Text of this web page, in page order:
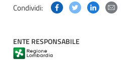
Condividi: Condividi questa
Condividi
ENTE RESPONSABILE